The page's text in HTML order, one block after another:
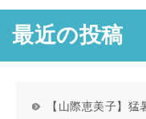
最近の投稿
【山際恵美子】